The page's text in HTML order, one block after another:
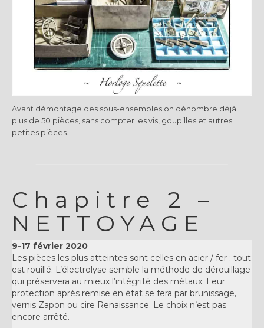
Avant démontage des sous-ensembles on dénombre déjà
plus de 50 pièces, sans compter les vis, goupilles et autres
petites pièces.
Chapitre 2 –
NETTOYAGE
9-17 février 2020
Les pièces les plus atteintes sont celles en acier / fer : tout
est rouillé. L’électrolyse semble la méthode de dérouillage
qui préservera au mieux l’intégrité des métaux. Leur
protection après remise en état se fera par brunissage,
vernis Zapon ou cire Renaissance. Le choix n’est pas
encore arrêté.